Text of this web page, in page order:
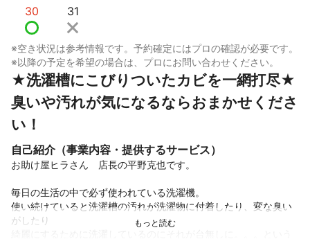
30 31
※空き状況は参考情報です。予約確定にはプロの確認が必要です。
※以降の予定を希望の場合は、プロにお問い合わせください。
★洗濯槽にこびりついたカビを一網打尽★
臭いや汚れが気になるならおまかせくださ
い！
自己紹介（事業内容・提供するサービス）
お助け屋ヒラさん　店長の平野克也です。
毎日の生活の中で必ず使われている洗濯機。
使い続けていると洗濯槽の汚れが洗濯物に付着したり、変な臭い
がしたり